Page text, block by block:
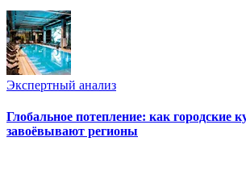
Экспертный анализ
Глобальное потепление: как городские
завоёвывают регионы